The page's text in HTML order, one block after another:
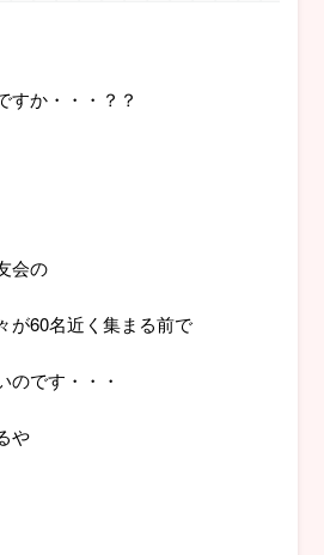
すか・・・？？
会の
が60名近く集まる前で
のです・・・
や